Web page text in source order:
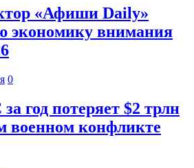
«Афиши Daily»
экономику внимания
0
год потеряет $2 трлн
военном конфликте